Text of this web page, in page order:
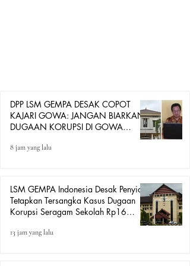
DPP LSM GEMPA DESAK COPOT
KAJARI GOWA: JANGAN BIARKAN
DUGAAN KORUPSI DI GOWA
8 jam yang lalu
LSM GEMPA Indonesia Desak Penyidik
Tetapkan Tersangka Kasus Dugaan
Korupsi Seragam Sekolah Rp16
Milyar, Yang Seret Diduga Sepasang
Kekasih
13 jam yang lalu